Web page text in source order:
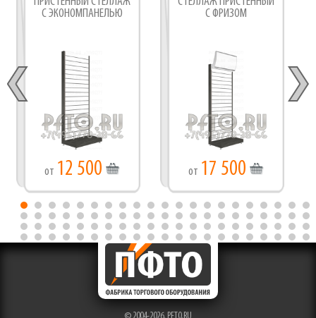
С ЭКОНОМПАНЕЛЬЮ
от 12 500
С ФРИЗОМ
от 17 500